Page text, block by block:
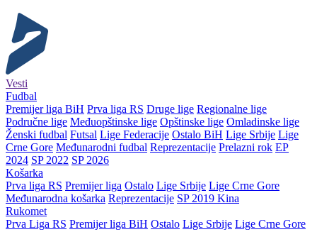
Vesti
Fudbal
Premijer liga BiH Prva liga RS Druge lige Regionalne lige
Područne lige Međuopštinske lige Opštinske lige Omladinske lige
Ženski fudbal Futsal Lige Federacije Ostalo BiH Lige Srbije Lige
Crne Gore Međunarodni fudbal Reprezentacije Prelazni rok EP
2024 SP 2022 SP 2026
Košarka
Prva liga RS Premijer liga Ostalo Lige Srbije Lige Crne Gore
Međunarodna košarka Reprezentacije SP 2019 Kina
Rukomet
Prva Liga RS Premijer liga BiH Ostalo Lige Srbije Lige Crne Gore